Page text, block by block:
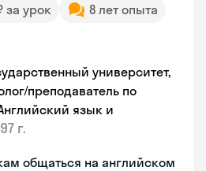
за урок
8 лет опыта
университет,
преподаватель по
язык и
г.
общаться на английском